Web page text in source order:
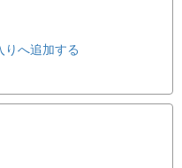
りへ追加する